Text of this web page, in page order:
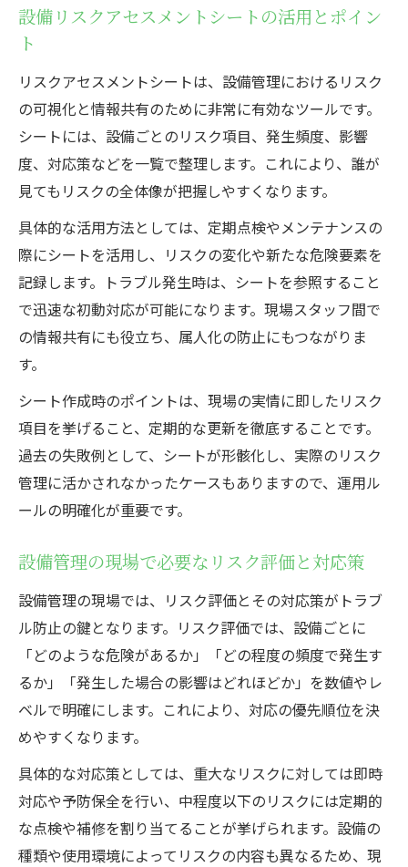
設備リスクアセスメントシートの活用とポイン
ト
リスクアセスメントシートは、設備管理におけるリスク
の可視化と情報共有のために非常に有効なツールです。
シートには、設備ごとのリスク項目、発生頻度、影響
度、対応策などを一覧で整理します。これにより、誰が
見てもリスクの全体像が把握しやすくなります。
具体的な活用方法としては、定期点検やメンテナンスの
際にシートを活用し、リスクの変化や新たな危険要素を
記録します。トラブル発生時は、シートを参照すること
で迅速な初動対応が可能になります。現場スタッフ間で
の情報共有にも役立ち、属人化の防止にもつながりま
す。
シート作成時のポイントは、現場の実情に即したリスク
項目を挙げること、定期的な更新を徹底することです。
過去の失敗例として、シートが形骸化し、実際のリスク
管理に活かされなかったケースもありますので、運用ル
ールの明確化が重要です。
設備管理の現場で必要なリスク評価と対応策
設備管理の現場では、リスク評価とその対応策がトラブ
ル防止の鍵となります。リスク評価では、設備ごとに
「どのような危険があるか」「どの程度の頻度で発生す
るか」「発生した場合の影響はどれほどか」を数値やレ
ベルで明確にします。これにより、対応の優先順位を決
めやすくなります。
具体的な対応策としては、重大なリスクに対しては即時
対応や予防保全を行い、中程度以下のリスクには定期的
な点検や補修を割り当てることが挙げられます。設備の
種類や使用環境によってリスクの内容も異なるため、現